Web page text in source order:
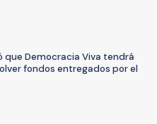
que Democracia Viva tendrá
fondos entregados por el